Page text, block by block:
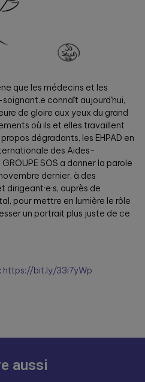
que les médecins et les
connaît aujourd’hui,
de gloire aux yeux du grand
où ils et elles travaillent
dégradants, les EHPAD en
des Aides-
SOS a donner la parole
dernier, à des
dirigeant·e·s, auprès de
pour mettre en lumière le rôle
un portrait plus juste de ce
https://bit.ly/33i7yWp
aussi